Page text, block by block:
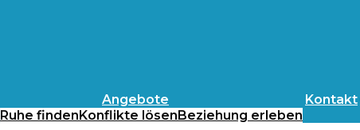
Angebote
Ruhe findenKonflikte lösenBeziehung erleben
Kontakt